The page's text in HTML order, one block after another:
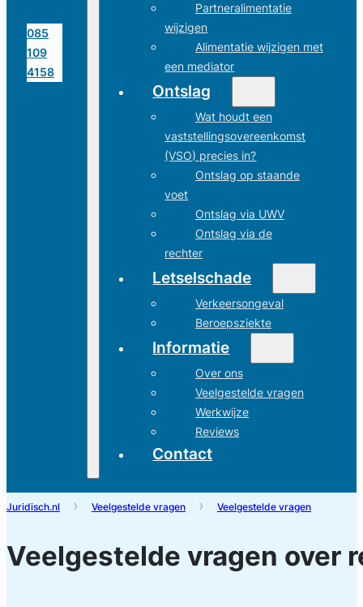
085
109
4158
Partneralimentatie
wijzigen
Alimentatie wijzigen met
een mediator
Ontslag
Wat houdt een
vaststellingsovereenkomst
(VSO) precies in?
Ontslag op staande
voet
Ontslag via UWV
Ontslag via de
rechter
Letselschade
Verkeersongeval
Beroepsziekte
Informatie
Over ons
Veelgestelde vragen
Werkwijze
Reviews
Contact
Juridisch.nl Veelgestelde vragen Veelgestelde vragen
Veelgestelde vragen over